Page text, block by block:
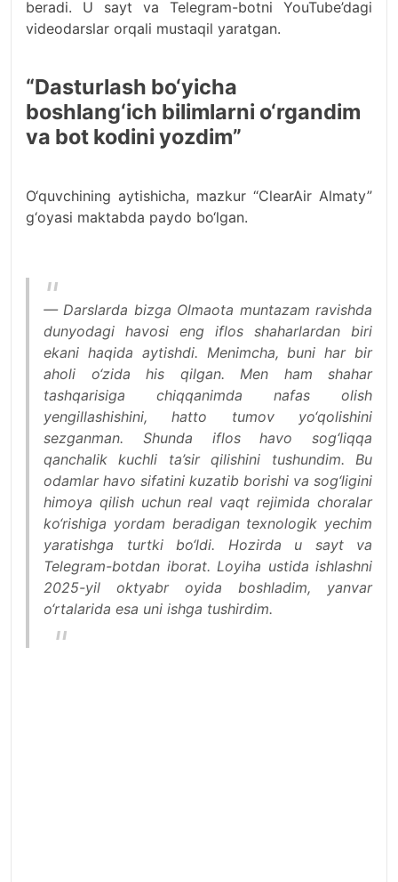
beradi. U sayt va Telegram-botni YouTube’dagi
videodarslar orqali mustaqil yaratgan.
“Dasturlash bo‘yicha
boshlang‘ich bilimlarni o‘rgandim
va bot kodini yozdim”
O‘quvchining aytishicha, mazkur “ClearAir Almaty”
g‘oyasi maktabda paydo bo‘lgan.
— Darslarda bizga Olmaota muntazam ravishda
dunyodagi havosi eng iflos shaharlardan biri
ekani haqida aytishdi. Menimcha, buni har bir
aholi o‘zida his qilgan. Men ham shahar
tashqarisiga chiqqanimda nafas olish
yengillashishini, hatto tumov yo‘qolishini
sezganman. Shunda iflos havo sog‘liqqa
qanchalik kuchli ta’sir qilishini tushundim. Bu
odamlar havo sifatini kuzatib borishi va sog‘ligini
himoya qilish uchun real vaqt rejimida choralar
ko‘rishiga yordam beradigan texnologik yechim
yaratishga turtki bo‘ldi. Hozirda u sayt va
Telegram-botdan iborat. Loyiha ustida ishlashni
2025-yil oktyabr oyida boshladim, yanvar
o‘rtalarida esa uni ishga tushirdim.